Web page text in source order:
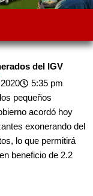
del IGV
5:35 pm
pequeños
acordó hoy
exonerando del
lo que permitirá
beneficio de 2.2